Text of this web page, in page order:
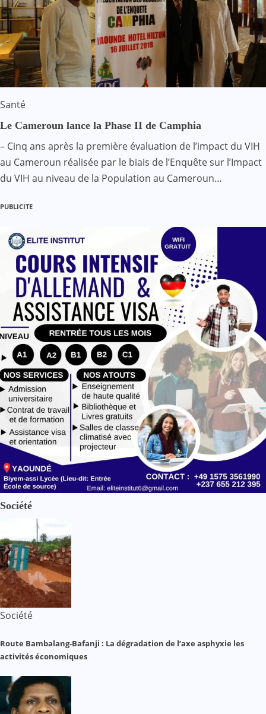
Santé
Le Cameroun lance la Phase II de Camphia
– Cinq ans après la première évaluation de l’impact du VIH
au Cameroun réalisée par le biais de l’Enquête sur l’Impact
du VIH au niveau de la Population au Cameroun…
PUBLICITE
Société
Société
Route Bambalang-Bafanji : La dégradation de l’axe asphyxie les
activités économiques